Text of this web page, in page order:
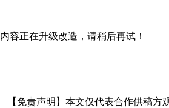
内容正在升级改造，请稍后再试！
【免责声明】本文仅代表合作供稿方